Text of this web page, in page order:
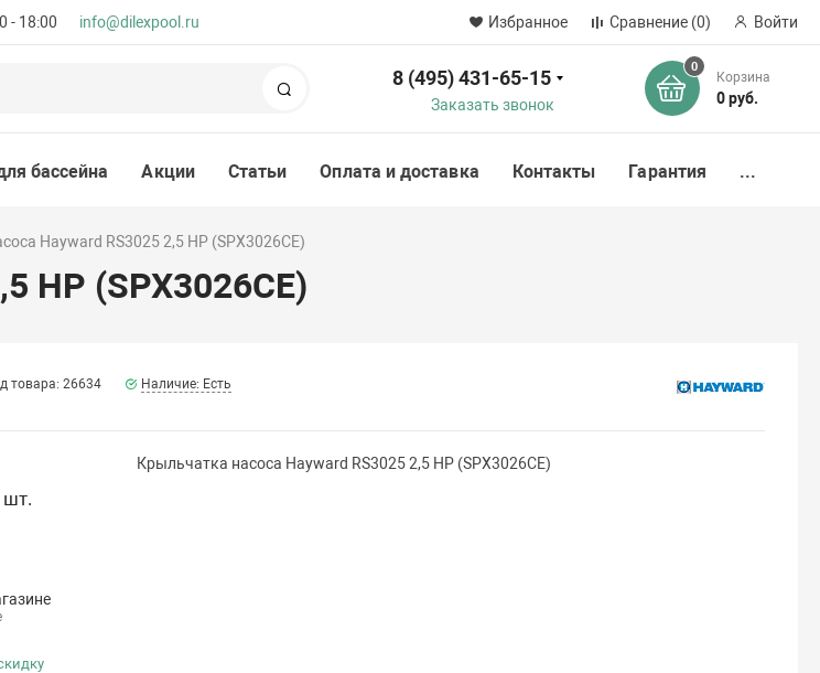
- 18:00 info@dilexpool.ru Избранное Сравнение (0) Войти
8 (495) 431-65-15
Заказать звонок
0
Корзина
0 руб.
бассейна Акции Статьи Оплата и доставка Контакты Гарантия ...
Hayward RS3025 2,5 НР (SPX3026CE)
НР (SPX3026CE)
товара: 26634 Наличие: Есть
Крыльчатка насоса Hayward RS3025 2,5 НР (SPX3026CE)